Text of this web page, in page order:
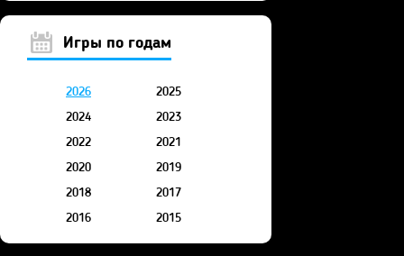
Игры по годам
2026
2025
2024
2023
2022
2021
2020
2019
2018
2017
2016
2015